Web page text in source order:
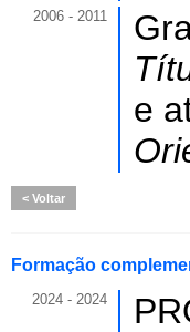
2006 - 2011
e
Voltar
Formação
2024 - 2024